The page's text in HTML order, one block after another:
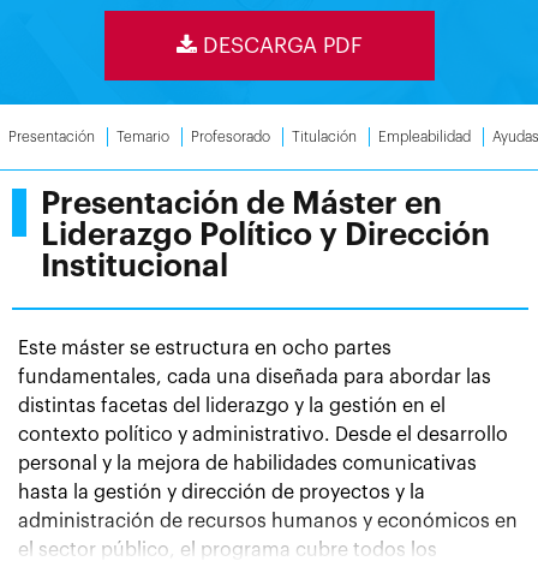
DESCARGA PDF
Presentación Temario Profesorado Titulación Empleabilidad Ayudas
Presentación de Máster en
Liderazgo Político y Dirección
Institucional
Este máster se estructura en ocho partes
fundamentales, cada una diseñada para abordar las
distintas facetas del liderazgo y la gestión en el
contexto político y administrativo. Desde el desarrollo
personal y la mejora de habilidades comunicativas
hasta la gestión y dirección de proyectos y la
administración de recursos humanos y económicos en
el sector público, el programa cubre todos los